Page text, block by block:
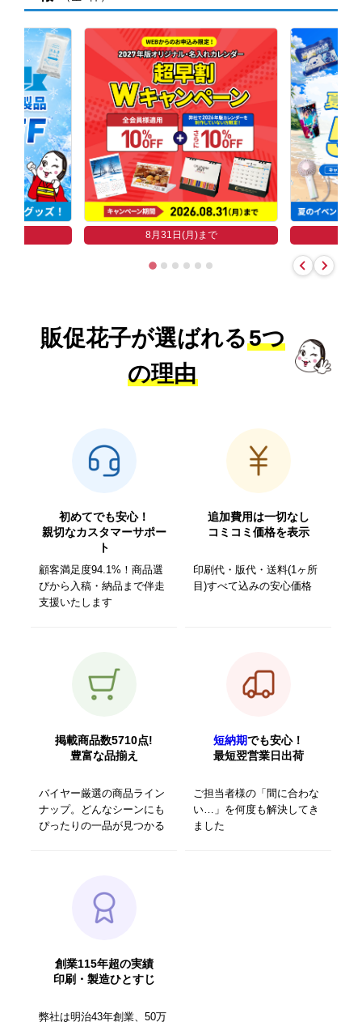
8月31日(月)まで
販促花子が選ばれる5つ
の理由
初めてでも安心！
親切なカスタマーサポー
ト
顧客満足度94.1%！商品選
びから入稿・納品まで伴走
支援いたします
追加費用は一切なし
コミコミ価格を表示
印刷代・版代・送料(1ヶ所
目)すべて込みの安心価格
掲載商品数5710点!
豊富な品揃え
バイヤー厳選の商品ライン
ナップ。どんなシーンにも
ぴったりの一品が見つかる
短納期でも安心！
最短翌営業日出荷
ご担当者様の「間に合わな
い…」を何度も解決してき
ました
創業115年超の実績
印刷・製造ひとすじ
弊社は明治43年創業、50万